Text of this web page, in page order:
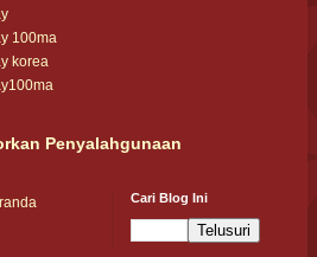
100ma
korea
Penyalahgunaan
Cari Blog Ini